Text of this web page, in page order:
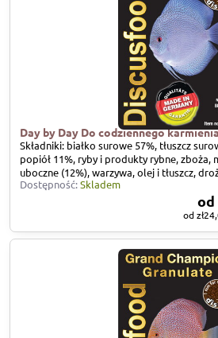
Day by Day Do codziennego
Składniki: białko surowe 57%, tłuszcz
popiół 11%, ryby i produkty rybne, zboża,
uboczne (12%), warzywa, olej i tłuszcz,
Dostępność:Skladem
od
od